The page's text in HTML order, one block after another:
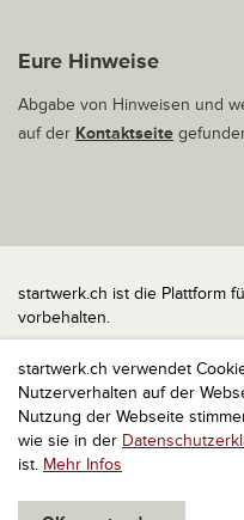
startwerk.ch verwendet
Nutzerverhalten auf der
Nutzung der Webseite
wie sie in der
ist. Mehr Infos
Eure Hinweise
Abgabe von Hinweisen und
auf der Kontaktseite
startwerk.ch ist die Plattform
vorbehalten.
Impressum
Kontakt
nach oben